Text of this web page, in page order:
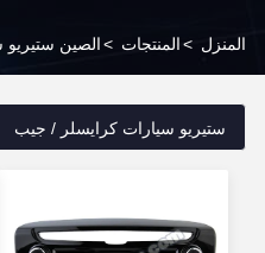
المنزل >المنتجات >الصين
ستيريو سيارات كرايسلر / جيب